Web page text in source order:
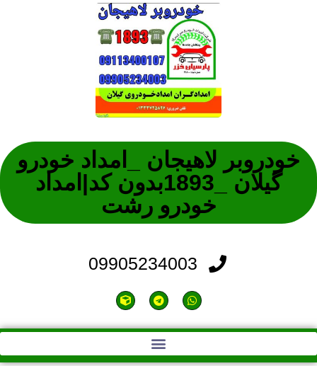
خودروبر لاهیجان _امداد خودرو
گیلان _1893بدون کد|امداد
خودرو رشت
09905234003